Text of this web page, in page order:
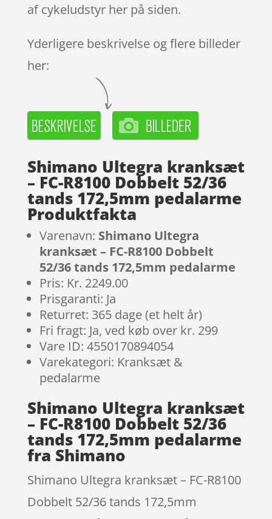
af cykeludstyr her på siden.
Yderligere beskrivelse og flere billeder
her:
Shimano Ultegra kranksæt
– FC-R8100 Dobbelt 52/36
tands 172,5mm pedalarme
Produktfakta
Varenavn: Shimano Ultegra
kranksæt – FC-R8100 Dobbelt
52/36 tands 172,5mm pedalarme
Pris: Kr. 2249.00
Prisgaranti: Ja
Returret: 365 dage (et helt år)
Fri fragt: Ja, ved køb over kr. 299
Vare ID: 4550170894054
Varekategori: Kranksæt &
pedalarme
Shimano Ultegra kranksæt
– FC-R8100 Dobbelt 52/36
tands 172,5mm pedalarme
fra Shimano
Shimano Ultegra kranksæt – FC-R8100
Dobbelt 52/36 tands 172,5mm